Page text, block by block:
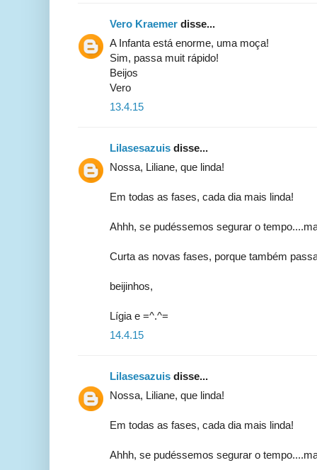
Vero Kraemer disse...
A Infanta está enorme, uma moça!
Sim, passa muit rápido!
Beijos
Vero
13.4.15
Lilasesazuis disse...
Nossa, Liliane, que linda!
Em todas as fases, cada dia mais linda!
Ahhh, se pudéssemos segurar o
Curta as novas fases, porque também
beijinhos,
Lígia e =^.^=
14.4.15
Lilasesazuis disse...
Nossa, Liliane, que linda!
Em todas as fases, cada dia mais linda!
Ahhh, se pudéssemos segurar o